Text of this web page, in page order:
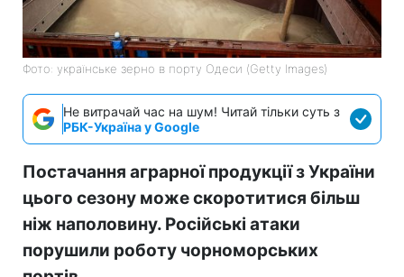
Фото: українське зерно в порту Одеси (Getty Images)
Не витрачай час на шум! Читай тільки суть з
РБК-Україна у Google
Постачання аграрної продукції з України
цього сезону може скоротитися більш
ніж наполовину. Російські атаки
порушили роботу чорноморських